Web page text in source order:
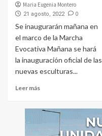
Maria Eugenia Montero
21 agosto, 2022 0
Se inaugurarán mañana en
el marco de la Marcha
Evocativa Mañana se hará
la inauguración oficial de las
nuevas esculturas...
Leer más